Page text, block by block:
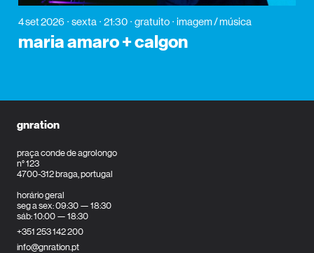
4 set 2026 sexta 21:30 gratuito imagem / música
maria amaro + calgon
gnration
praça conde de agrolongo
n° 123
4700-312 braga, portugal
horário geral
seg a sex: 09:30 — 18:30
sáb: 10:00 — 18:30
+351 253 142 200
info@gnration.pt